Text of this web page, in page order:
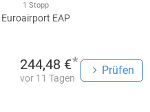
1 Stopp
Euroairport EAP
244,48 €*
vor 11 Tagen
Prüfen